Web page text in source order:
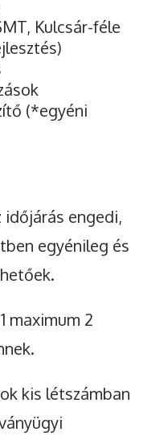
Kulcsár-féle
(*egyéni
időjárás engedi,
egyénileg és
maximum 2
kis létszámban